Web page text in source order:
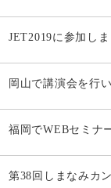
JET2019に参加しま
岡山で講演会を行
福岡でWEBセミナ
第38回しまなみカ